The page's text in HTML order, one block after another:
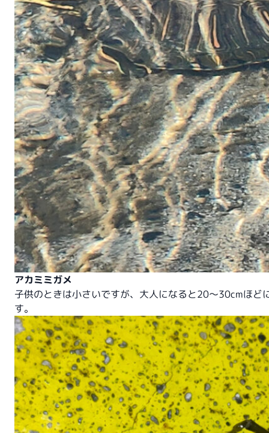
アカミミガメ
子供のときは小さいですが、大人になると20～30cmほ
す。